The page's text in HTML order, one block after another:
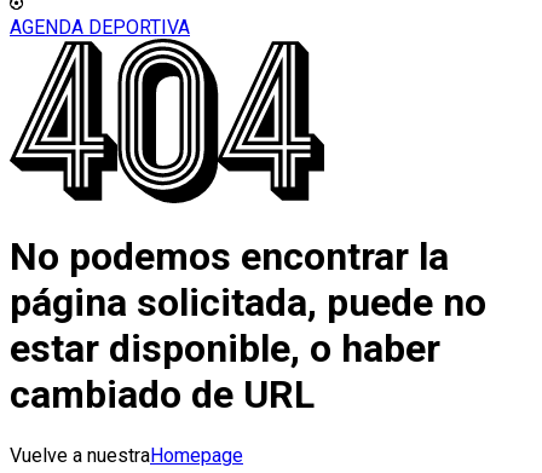
AGENDA DEPORTIVA
No podemos encontrar la
página solicitada, puede no
estar disponible, o haber
cambiado de URL
Vuelve a nuestraHomepage